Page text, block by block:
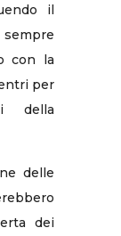
il
con la
per
della
delle
dei